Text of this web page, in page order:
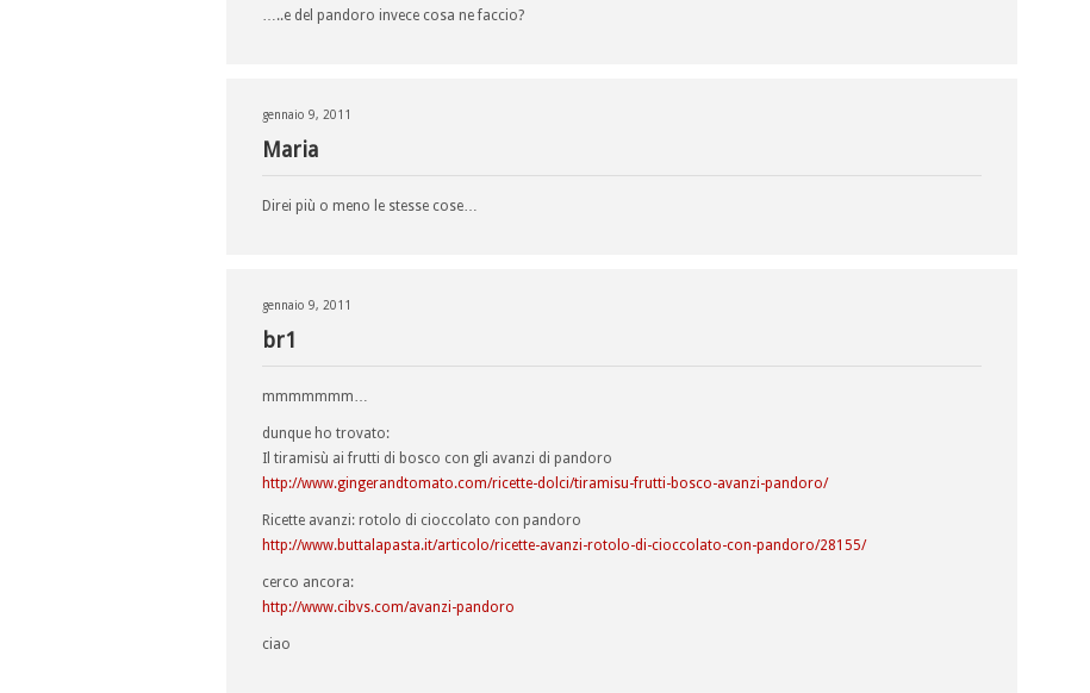
…..e del pandoro invece cosa ne faccio?
gennaio 9, 2011
Maria
Direi più o meno le stesse cose…
gennaio 9, 2011
br1
mmmmmmm…
dunque ho trovato:
Il tiramisù ai frutti di bosco con gli avanzi di pandoro
http://www.gingerandtomato.com/ricette-dolci/tiramisu-frutti-bosco-avanzi-pandoro/
Ricette avanzi: rotolo di cioccolato con pandoro
http://www.buttalapasta.it/articolo/ricette-avanzi-rotolo-di-cioccolato-con-pandoro/28155/
cerco ancora:
http://www.cibvs.com/avanzi-pandoro
ciao